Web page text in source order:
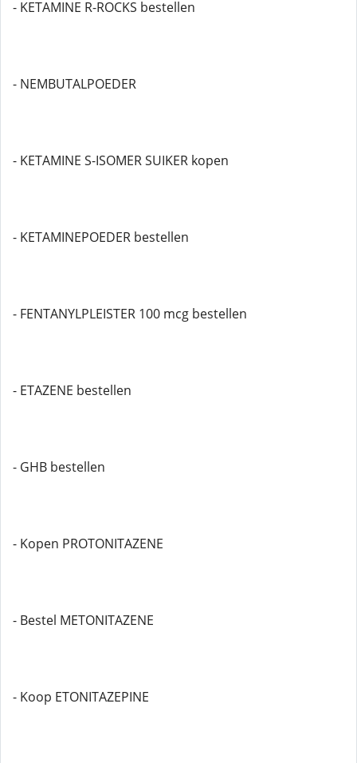
- KETAMINE R-ROCKS bestellen
- NEMBUTALPOEDER
- KETAMINE S-ISOMER SUIKER kopen
- KETAMINEPOEDER bestellen
- FENTANYLPLEISTER 100 mcg bestellen
- ETAZENE bestellen
- GHB bestellen
- Kopen PROTONITAZENE
- Bestel METONITAZENE
- Koop ETONITAZEPINE